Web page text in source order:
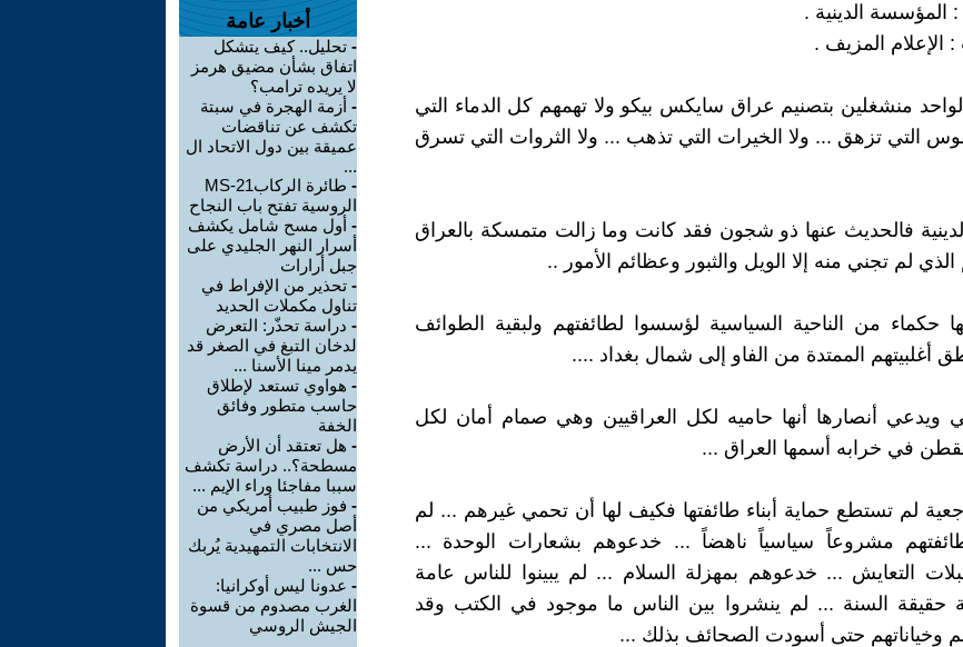
المؤسسة الدينية .
الإعلام المزيف .
منشغلين بتصنيم عراق سايكس بيكو ولا تهمهم كل الدماء التي
التي تزهق ... ولا الخيرات التي تذهب ... ولا الثروات التي تسرق
فالحديث عنها ذو شجون فقد كانت وما زالت متمسكة بالعراق
لم تجني منه إلا الويل والثبور وعظائم الأمور ..
حكماء من الناحية السياسية لؤسسوا لطائفتهم ولبقية الطوائف
أغلبيتهم الممتدة من الفاو إلى شمال بغداد ....
ويدعي أنصارها أنها حاميه لكل العراقيين وهي صمام أمان لكل
في خرابه أسمها العراق ...
لم تستطع حماية أبناء طائفتها فكيف لها أن تحمي غيرهم ... لم
طائفتهم مشروعاً سياسياً ناهضاً ... خدعوهم بشعارات الوحدة ...
التعايش ... خدعوهم بمهزلة السلام ... لم يبينوا للناس عامة
حقيقة السنة ... لم ينشروا بين الناس ما موجود في الكتب وقد
وخياناتهم حتى أسودت الصحائف بذلك ...
أخبار عامة
- تحليل.. كيف يتشكل
اتفاق بشأن مضيق هرمز
لا يريده ترامب؟
- أزمة الهجرة في سبتة
تكشف عن تناقضات
عميقة بين دول الاتحاد ال
...
-
طائرة الركابMS-21
الروسية تفتح باب النجاح
- أول مسح شامل يكشف
أسرار النهر الجليدي على
جبل أرارات
- تحذير من الإفراط في
تناول مكملات الحديد
- دراسة تحذّر: التعرض
لدخان التبغ في الصغر قد
يدمر مينا الأسنا ...
- هواوي تستعد لإطلاق
حاسب متطور وفائق
الخفة
- هل تعتقد أن الأرض
مسطحة؟.. دراسة تكشف
سببا مفاجئا وراء الإيم ...
- فوز طبيب أمريكي من
أصل مصري في
الانتخابات التمهيدية يُربك
حس ...
- عدونا ليس أوكرانيا:
الغرب مصدوم من قسوة
الجيش الروسي